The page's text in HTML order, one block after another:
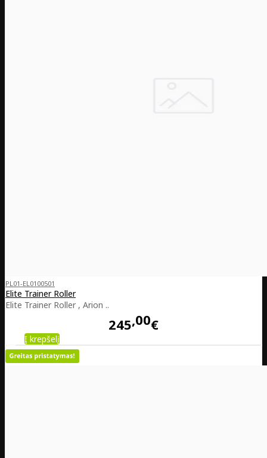
PL01-EL0100501
Elite Trainer Roller
Elite Trainer Roller , Arion ..
245 00€
Į krepšelį